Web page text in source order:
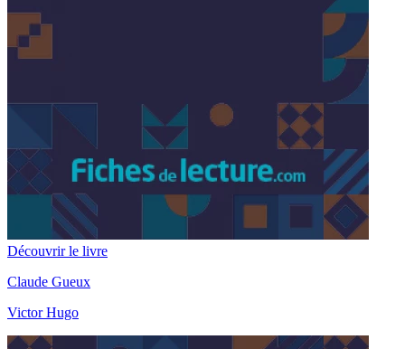
Découvrir le livre
Claude Gueux
Victor Hugo